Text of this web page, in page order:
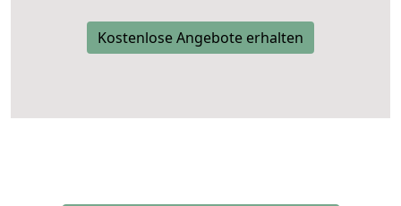
Kostenlose Angebote erhalten